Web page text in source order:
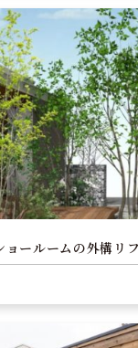
ョールームの外構リ